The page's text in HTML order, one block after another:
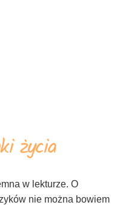
życia
w lekturze. O
nie można bowiem